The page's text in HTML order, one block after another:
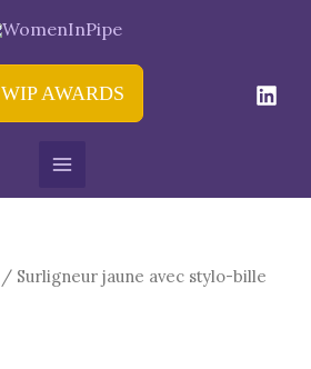
WIP AWARDS
/ Surligneur jaune avec stylo-bille